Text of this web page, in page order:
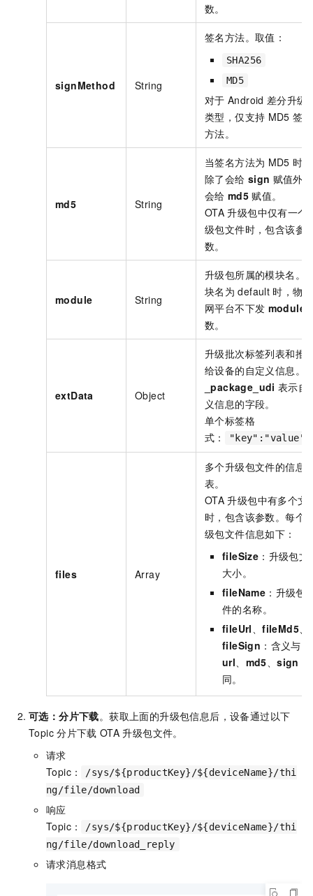
数。
signMethod String
签名方法。取值：
SHA256
MD5
对于 Android 差分升级
类型，仅支持 MD5 签名
方法。
md5 String
当签名方法为 MD5 时，
除了会给 sign 赋值外还
会给 md5 赋值。
OTA 升级包中仅有一个
级包文件时，包含该参
数。
module String
升级包所属的模块名。
块名为 default 时，物联
网平台不下发 module
数。
extData Object
升级批次标签列表和推
给设备的自定义信息。
_package_udi 表示自
义信息的字段。
单个标签格
式：
"key":"value"
files Array
多个升级包文件的信息
表。
OTA 升级包中有多个文
时，包含该参数。每个
级包文件信息如下：
fileSize ：升级包文
大小。
fileName ：升级包
件的名称。
fileUrl、fileMd5、
fileSign ：含义与
url、 md5、sign
同。
可选：分片下载。获取上面的升级包信息后，设备通过以下
Topic 分片下载 OTA 升级包文件。
请求
Topic：
/sys/${productKey}/${deviceName}/thi
ng/file/download
响应
Topic：
/sys/${productKey}/${deviceName}/thi
ng/file/download_reply
请求消息格式